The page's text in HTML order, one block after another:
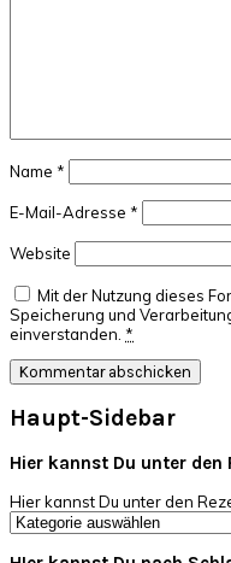
Name *
E-Mail-Adresse *
Website
Mit der Nutzung dieses
Speicherung und
einverstanden. *
Haupt-Sidebar
Hier kannst Du unter
Hier kannst Du unter den